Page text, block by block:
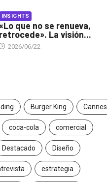
INSIGHTS
«Lo que no se renueva,
retrocede». La visión...
2026/06/22
Burger King Cannes
coca-cola comercial
Destacado Diseño
estrategia